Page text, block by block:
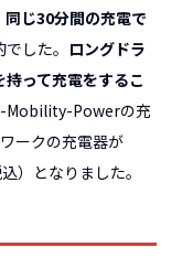
同じ30分間の充電で
した。 ロングドラ
って充電をするこ
Mobility-Powerの充
ークの充電器が
）となりました。